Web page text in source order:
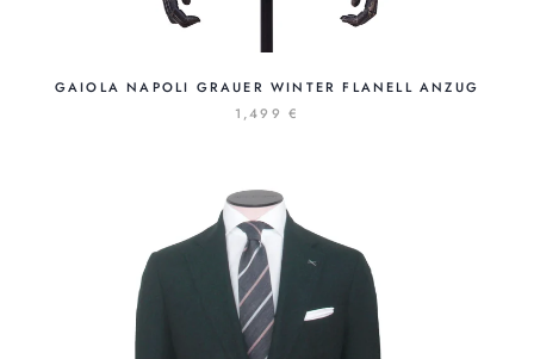
GAIOLA NAPOLI GRAUER WINTER FLANELL ANZUG
1,499 €